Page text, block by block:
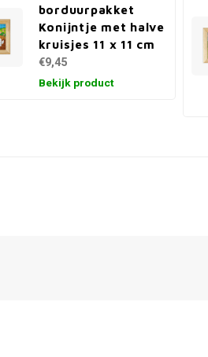
borduurpakket
Konijntje met halve
kruisjes 11 x 11 cm
€9,45
Bekijk product